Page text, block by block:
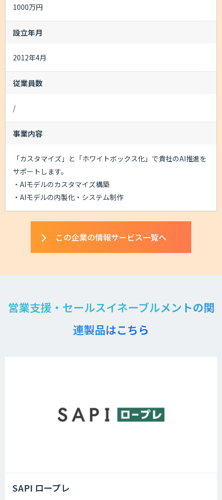
1000万円
設立年月
2012年4月
従業員数
/
事業内容
「カスタマイズ」と「ホワイトボックス化」で貴社のAI推進を
サポートします。
・AIモデルのカスタマイズ構築
・AIモデルの内製化・システム制作
この企業の情報サービス一覧へ
営業支援・セールスイネーブルメントの関
連製品はこちら
SAPI ロープレ